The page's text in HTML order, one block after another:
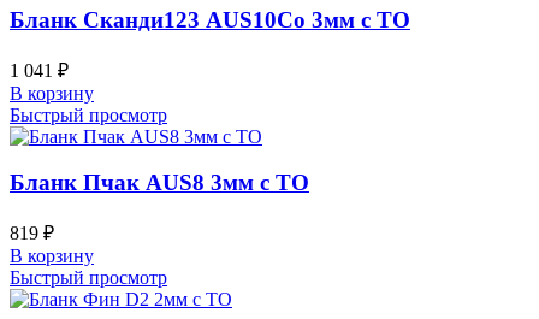
Бланк Сканди123 AUS10Co 3мм с ТО
1 041 ₽
В корзину
Быстрый просмотр
Бланк Пчак AUS8 3мм с ТО
819 ₽
В корзину
Быстрый просмотр